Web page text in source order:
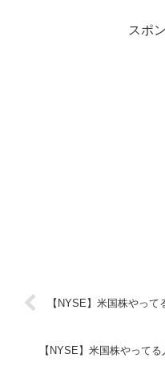
スポ
【NYSE】米国株やっ
【NYSE】米国株やって